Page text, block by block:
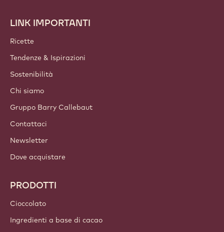
Footer
Callebaut
LINK IMPORTANTI
Ricette
Tendenze & Ispirazioni
Sostenibilità
Chi siamo
Gruppo Barry Callebaut
Contattaci
Newsletter
Dove acquistare
PRODOTTI
Cioccolato
Ingredienti a base di cacao